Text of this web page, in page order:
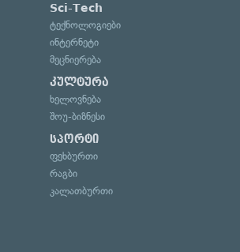
Sci-Tech
ტექნოლოგიები
ინტერნეტი
მეცნიერება
კულტურა
ხელოვნება
შოუ-ბიზნესი
სპორტი
ფეხბურთი
რაგბი
კალათბურთი